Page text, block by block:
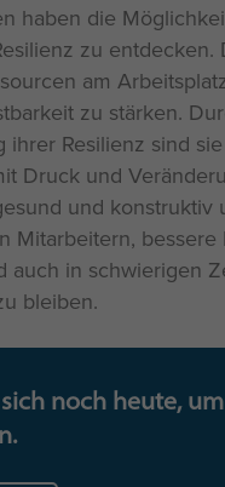
haben die
zu entdecken.
am
zu stärken.
ihrer Resilienz sind
Druck und
und konstruktiv
Mitarbeitern, bessere
auch in schwierigen
bleiben.
noch heute,